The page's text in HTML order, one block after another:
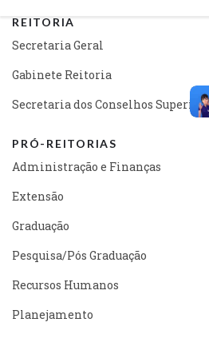
REITORIA
Secretaria Geral
Gabinete Reitoria
Secretaria dos Conselhos
PRÓ-REITORIAS
Administração e Finanças
Extensão
Graduação
Pesquisa/Pós Graduação
Recursos Humanos
Planejamento